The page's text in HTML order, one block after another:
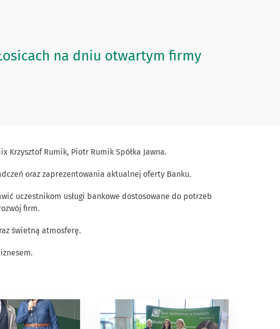
na dniu otwartym firmy
Krzysztof Rumik, Piotr Rumik Spółka Jawna.
oraz zaprezentowania aktualnej oferty Banku.
uczestnikom usługi bankowe dostosowane do potrzeb
firm.
świetną atmosferę.